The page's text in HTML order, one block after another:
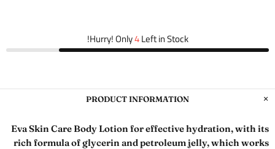
Hurry! Only4Left in Stock!
PRODUCT INFORMATION
Eva Skin Care Body Lotion for effective hydration, with its
rich formula of glycerin and petroleum jelly, which works